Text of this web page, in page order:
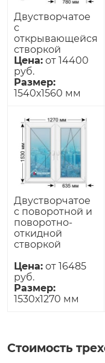
Двустворчатое
с
открывающейся
створкой
Цена: от 14400
руб.
Размер:
1540х1560 мм
Двустворчатое
с поворотной и
поворотно-
откидной
створкой
Цена: от 16485
руб.
Размер:
1530х1270 мм
Стоимость